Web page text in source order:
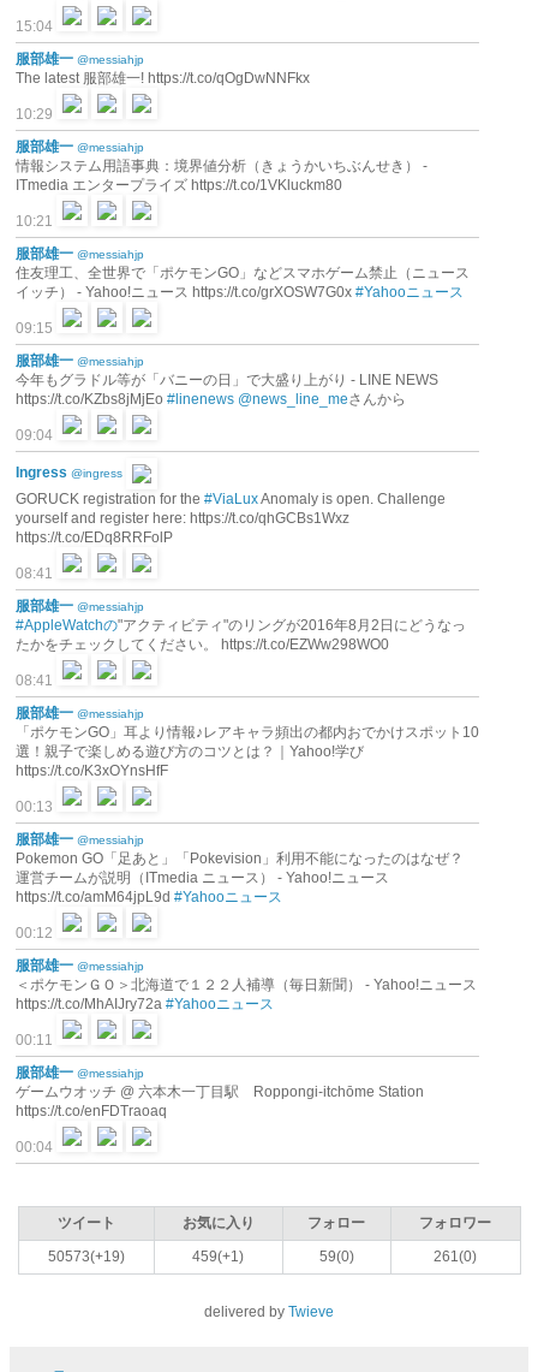
15:04
服部雄一 @messiahjp
The latest 服部雄一! https://t.co/qOgDwNNFkx
10:29
服部雄一 @messiahjp
情報システム用語事典：境界値分析（きょうかいちぶんせき） -
ITmedia エンタープライズ https://t.co/1VKluckm80
10:21
服部雄一 @messiahjp
住友理工、全世界で「ポケモンGO」などスマホゲーム禁止（ニュース
イッチ） - Yahoo!ニュース https://t.co/grXOSW7G0x #Yahooニュース
09:15
服部雄一 @messiahjp
今年もグラドル等が「バニーの日」で大盛り上がり - LINE NEWS
https://t.co/KZbs8jMjEo #linenews @news_line_meさんから
09:04
Ingress @ingress
GORUCK registration for the #ViaLuxAnomaly is open. Challenge
yourself and register here: https://t.co/qhGCBs1Wxz
https://t.co/EDq8RRFolP
08:41
服部雄一 @messiahjp
#AppleWatchの"アクティビティ"のリングが2016年8月2日にどうなっ
たかをチェックしてください。 https://t.co/EZWw298WO0
08:41
服部雄一 @messiahjp
「ポケモンGO」耳より情報♪レアキャラ頻出の都内おでかけスポット10
選！親子で楽しめる遊び方のコツとは？｜Yahoo!学び
https://t.co/K3xOYnsHfF
00:13
服部雄一 @messiahjp
Pokemon GO「足あと」「Pokevision」利用不能になったのはなぜ？
運営チームが説明（ITmedia ニュース） - Yahoo!ニュース
https://t.co/amM64jpL9d #Yahooニュース
00:12
服部雄一 @messiahjp
＜ポケモンＧＯ＞北海道で１２２人補導（毎日新聞） - Yahoo!ニュース
https://t.co/MhAIJry72a #Yahooニュース
00:11
服部雄一 @messiahjp
ゲームウオッチ @ 六本木一丁目駅 Roppongi-itchōme Station
https://t.co/enFDTraoaq
00:04
ツイート お気に入り フォロー
フォロワー
50573(+19)
459(+1) 59(0) 261(0)
delivered by Twieve